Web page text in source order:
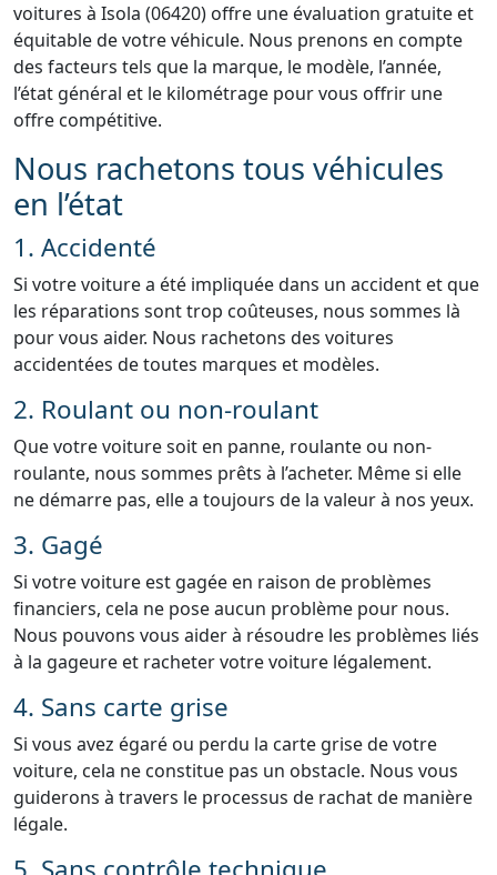
voitures à Isola (06420) offre une évaluation gratuite et
équitable de votre véhicule. Nous prenons en compte
des facteurs tels que la marque, le modèle, l’année,
l’état général et le kilométrage pour vous offrir une
offre compétitive.
Nous rachetons tous véhicules
en l’état
1. Accidenté
Si votre voiture a été impliquée dans un accident et que
les réparations sont trop coûteuses, nous sommes là
pour vous aider. Nous rachetons des voitures
accidentées de toutes marques et modèles.
2. Roulant ou non-roulant
Que votre voiture soit en panne, roulante ou non-
roulante, nous sommes prêts à l’acheter. Même si elle
ne démarre pas, elle a toujours de la valeur à nos yeux.
3. Gagé
Si votre voiture est gagée en raison de problèmes
financiers, cela ne pose aucun problème pour nous.
Nous pouvons vous aider à résoudre les problèmes liés
à la gageure et racheter votre voiture légalement.
4. Sans carte grise
Si vous avez égaré ou perdu la carte grise de votre
voiture, cela ne constitue pas un obstacle. Nous vous
guiderons à travers le processus de rachat de manière
légale.